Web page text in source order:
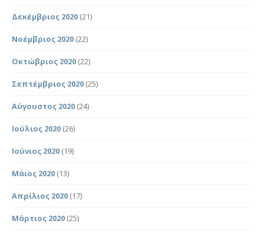
Δεκέμβριος 2020 (21)
Νοέμβριος 2020 (22)
Οκτώβριος 2020 (22)
Σεπτέμβριος 2020 (25)
Αύγουστος 2020 (24)
Ιούλιος 2020 (26)
Ιούνιος 2020 (19)
Μάιος 2020 (13)
Απρίλιος 2020 (17)
Μάρτιος 2020 (25)